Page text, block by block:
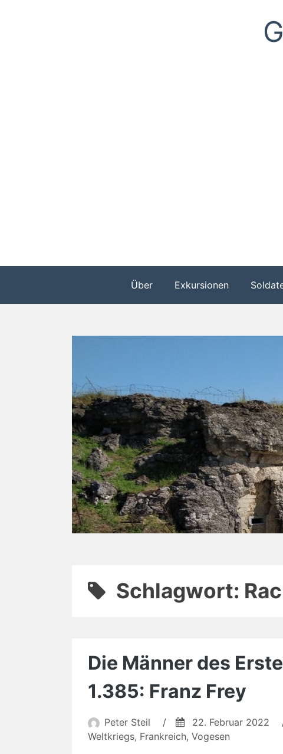
Über Exkursionen
Schlagwort:
Die Männer des
1.385: Franz Frey
Peter Steil / 22. Februar 2022
Weltkriegs, Frankreich, Vogesen